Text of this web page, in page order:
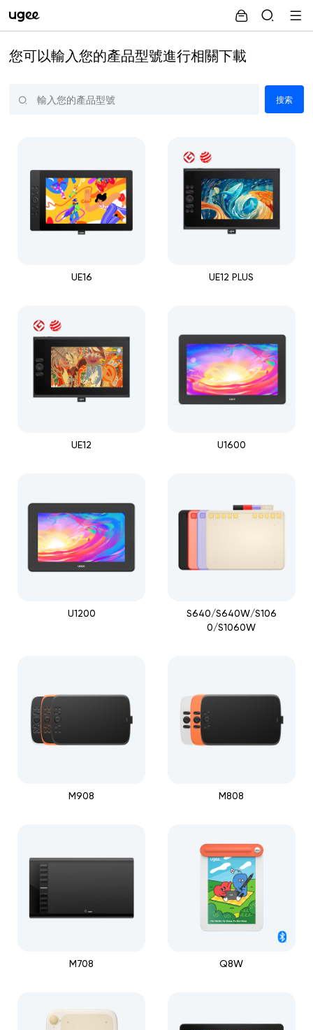
您可以輸入您的產品型號進行相關下載
UE16 UE12 PLUS
UE12 U1600
U1200
S640/S640W/S106
0/S1060W
M908 M808
M708 Q8W